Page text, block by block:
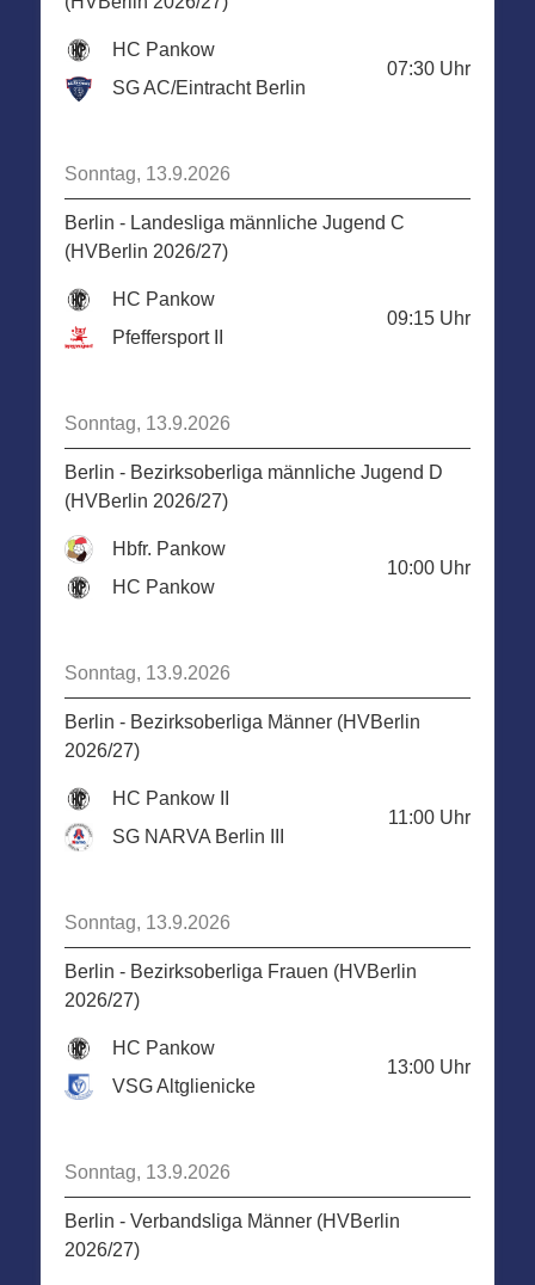
HC Pankow
SG AC/Eintracht Berlin
07:30 Uhr
Sonntag, 13.9.2026
Berlin - Landesliga männliche Jugend C
(HVBerlin 2026/27)
HC Pankow
Pfeffersport II
09:15 Uhr
Sonntag, 13.9.2026
Berlin - Bezirksoberliga männliche Jugend D
(HVBerlin 2026/27)
Hbfr. Pankow
HC Pankow
10:00 Uhr
Sonntag, 13.9.2026
Berlin - Bezirksoberliga Männer (HVBerlin
2026/27)
HC Pankow II
SG NARVA Berlin III
11:00 Uhr
Sonntag, 13.9.2026
Berlin - Bezirksoberliga Frauen (HVBerlin
2026/27)
HC Pankow
VSG Altglienicke
13:00 Uhr
Sonntag, 13.9.2026
Berlin - Verbandsliga Männer (HVBerlin
2026/27)